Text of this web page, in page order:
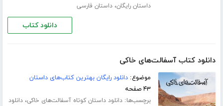
داستان رایگان،داستان فارسی
دانلود کتاب
دانلود کتاب آسفالت‌های خاکی
موضوع:دانلود رایگان بهترین کتاب‌های داستان
۴۳ صفحه
برچسب‌ها:دانلود داستان کوتاه آسفالت‌های خاکی،دانلود